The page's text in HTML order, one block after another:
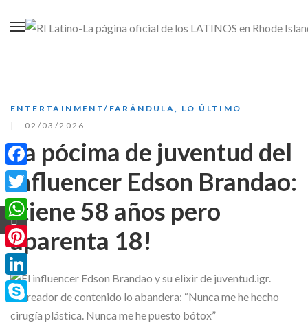
ENTERTAINMENT/FARÁNDULA
LO ÚLTIMO
02/03/2026
La pócima de juventud del
influencer Edson Brandao:
¡tiene 58 años pero
aparenta 18!
El creador de contenido lo abandera: “Nunca me he hecho
cirugía plástica. Nunca me he puesto bótox”
Facebook
Twitter
WhatsApp
Pinterest
LinkedIn
Skype